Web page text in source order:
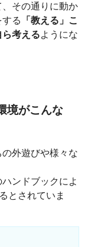
その通りに動か
る
「教える」こ
考えるようにな
境がこんな
外遊びや様々な
ンドブックによ
とされていま